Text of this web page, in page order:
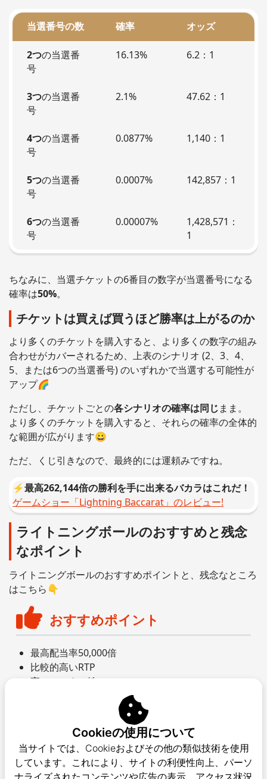
当選番号の数 確率 オッズ
2つの当選番
号
16.13% 6.2：1
3つの当選番
号
2.1% 47.62：1
4つの当選番
号
0.0877% 1,140：1
5つの当選番
号
0.0007% 142,857：1
6つの当選番
号
0.00007%
1,428,571：
1
ちなみに、当選チケットの6番目の数字が当選番号になる
確率は50%。
チケットは買えば買うほど勝率は上がるのか
より多くのチケットを購入すると、より多くの数字の組み
合わせがカバーされるため、上表のシナリオ (2、3、4、
5、または6つの当選番号) のいずれかで当選する可能性が
アップ🌈
ただし、チケットごとの各シナリオの確率は同じまま。
より多くのチケットを購入すると、それらの確率の全体的
な範囲が広がります😀
ただ、くじ引きなので、最終的には運頼みですね。
⚡最高262,144倍の勝利を手に出来るバカラはこれだ！
ゲームショー「Lightning Baccarat」のレビュー!
ライトニングボールのおすすめと残念
なポイント
ライトニングボールのおすすめポイントと、残念なところ
はこちら👇
おすすめポイント
最高配当率50,000倍
比較的高いRTP
高いエンタメ性
残念ポイント
戦略が立てにくい
Cookieの使用について
当サイトでは、Cookieおよびその他の類似技術を使用
しています。これにより、サイトの利便性向上、パーソ
ナライズされたコンテンツや広告の表示、アクセス状況